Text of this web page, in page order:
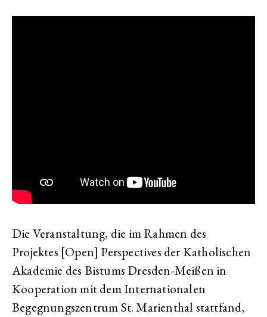
Die Veranstaltung, die im Rahmen des
Projektes [Open] Perspectives der Katholischen
Akademie des Bistums Dresden-Meißen in
Kooperation mit dem Internationalen
Begegnungszentrum St. Marienthal stattfand,